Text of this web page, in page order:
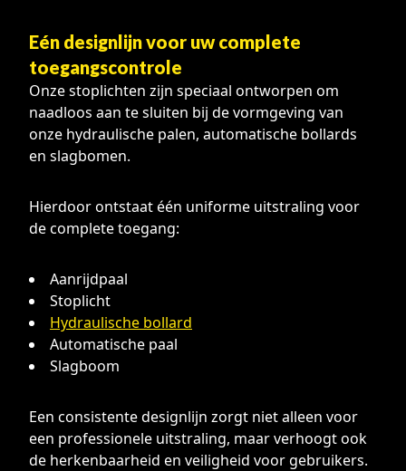
Eén designlijn voor uw complete
toegangscontrole
Onze stoplichten zijn speciaal ontworpen om
naadloos aan te sluiten bij de vormgeving van
onze hydraulische palen, automatische bollards
en slagbomen.
Hierdoor ontstaat één uniforme uitstraling voor
de complete toegang:
Aanrijdpaal
Stoplicht
Hydraulische bollard
Automatische paal
Slagboom
Een consistente designlijn zorgt niet alleen voor
een professionele uitstraling, maar verhoogt ook
de herkenbaarheid en veiligheid voor gebruikers.